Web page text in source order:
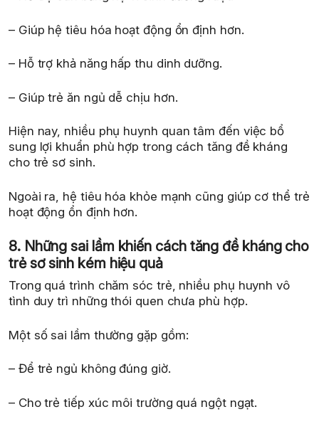
– Giúp hệ tiêu hóa hoạt động ổn định hơn.
– Hỗ trợ khả năng hấp thu dinh dưỡng.
– Giúp trẻ ăn ngủ dễ chịu hơn.
Hiện nay, nhiều phụ huynh quan tâm đến việc bổ
sung lợi khuẩn phù hợp trong cách tăng đề kháng
cho trẻ sơ sinh.
Ngoài ra, hệ tiêu hóa khỏe mạnh cũng giúp cơ thể trẻ
hoạt động ổn định hơn.
8. Những sai lầm khiến cách tăng đề kháng cho
trẻ sơ sinh kém hiệu quả
Trong quá trình chăm sóc trẻ, nhiều phụ huynh vô
tình duy trì những thói quen chưa phù hợp.
Một số sai lầm thường gặp gồm:
– Để trẻ ngủ không đúng giờ.
– Cho trẻ tiếp xúc môi trường quá ngột ngạt.